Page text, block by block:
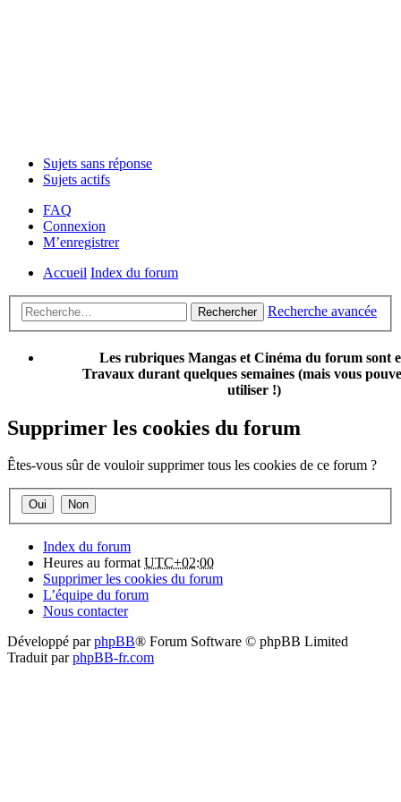
Sujets sans réponse
Sujets actifs
FAQ
Connexion
M’enregistrer
Accueil Index du forum
Rechercher Recherche avancée
Les rubriques Mangas et Cinéma du forum sont
Travaux durant quelques semaines (mais vous
utiliser !)
Supprimer les cookies du forum
Êtes-vous sûr de vouloir supprimer tous les cookies de ce forum ?
Index du forum
Heures au format UTC+02:00
Supprimer les cookies du forum
L’équipe du forum
Nous contacter
Développé parphpBB® Forum Software © phpBB Limited
Traduit parphpBB-fr.com